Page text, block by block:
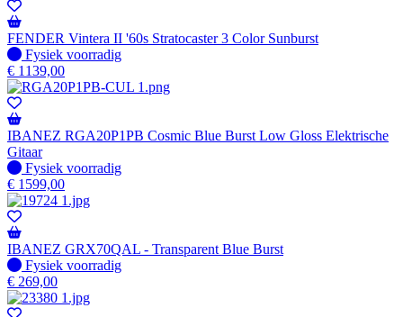
FENDER Vintera II '60s Stratocaster 3 Color Sunburst
Fysiek voorradig
Fysiek voorradig
€ 1139,00
IBANEZ RGA20P1PB Cosmic Blue Burst Low Gloss Elektrische
Gitaar
Fysiek voorradig
Fysiek voorradig
€ 1599,00
IBANEZ GRX70QAL - Transparent Blue Burst
Fysiek voorradig
Fysiek voorradig
€ 269,00